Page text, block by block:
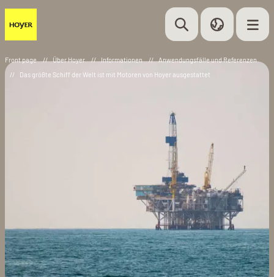
Front page // Über Hoyer // Informationen //
Anwendungsfälle und Referenzen
//
Das größte Schiff der Welt ist mit Motoren von Hoyer ausgestattet